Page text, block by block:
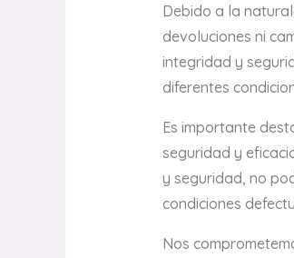
Debido a la
devoluciones ni
integridad y
diferentes
Es importante
seguridad y
y seguridad, no
condiciones
Nos